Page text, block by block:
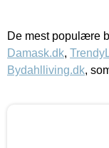
De mest populære
Damask.dk,
Bydahlliving.dk,